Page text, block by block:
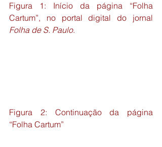
Figura 1: Início da página “Folha
Folha de S. Paulo.
Figura 2: Continuação da página
“Folha Cartum”